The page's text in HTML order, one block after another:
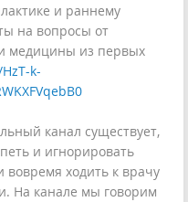
и раннему
на вопросы от
медицины из первых
k-
канал существует,
и игнорировать
ходить к врачу
На канале мы говорим